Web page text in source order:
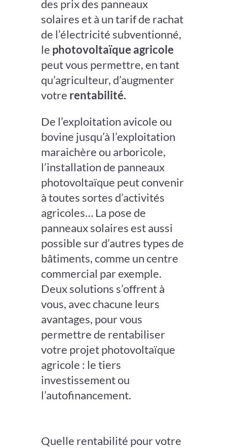
des prix des panneaux
solaires et à un tarif de rachat
de l’électricité subventionné,
le photovoltaïque agricole
peut vous permettre, en tant
qu’agriculteur, d’augmenter
votre rentabilité.
De l’exploitation avicole ou
bovine jusqu’à l’exploitation
maraichère ou arboricole,
l’installation de panneaux
photovoltaïque peut convenir
à toutes sortes d’activités
agricoles… La pose de
panneaux solaires est aussi
possible sur d’autres types de
bâtiments, comme un centre
commercial par exemple.
Deux solutions s’offrent à
vous, avec chacune leurs
avantages, pour vous
permettre de rentabiliser
votre projet photovoltaïque
agricole : le tiers
investissement ou
l’autofinancement.
Quelle rentabilité pour votre